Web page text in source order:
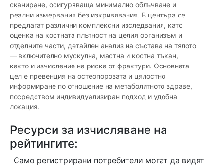
сканиране, осигуряваща минимално облъчване и
реални измервания без изкривявания. В центъра се
предлагат различни комплексни изследвания, като
оценка на костната плътност на целия организъм и
отделните части, детайлен анализ на състава на тялото
— включително мускулна, мастна и костна тъкан,
както и изчисление на риска от фрактури. Основната
цел е превенция на остеопорозата и цялостно
информиране по отношение на метаболитното здраве,
посредством индивидуализиран подход и удобна
локация.
Ресурси за изчисляване на
рейтингите:
Само регистрирани потребители могат да видят